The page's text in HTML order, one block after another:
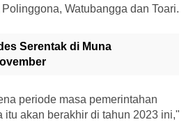
Watubangga dan Toari.
Serentak di Muna
periode masa pemerintahan
itu akan berakhir di tahun 2023 ini,"